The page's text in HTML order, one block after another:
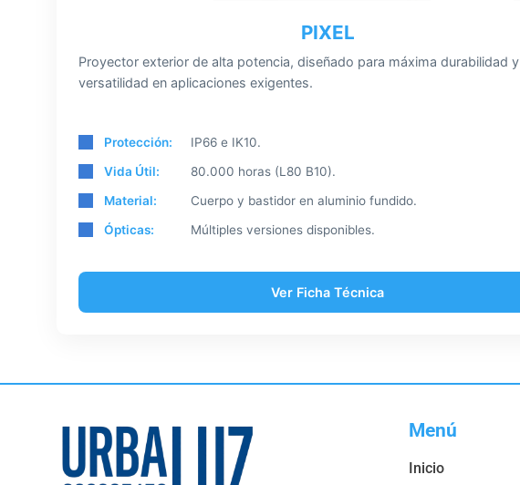
PIXEL
Proyector exterior de alta potencia, diseñado para máxima durabilidad y
versatilidad en aplicaciones exigentes.
Protección:
IP66 e IK10.
Vida Útil:
80.000 horas (L80 B10).
Material:
Cuerpo y bastidor en aluminio fundido.
Ópticas:
Múltiples versiones disponibles.
Ver Ficha Técnica
Menú
Inicio